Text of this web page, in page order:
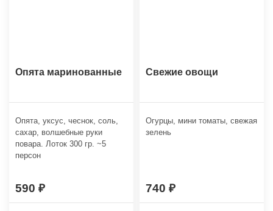
Опята маринованные
Опята, уксус, чеснок, соль,
сахар, волшебные руки
повара. Лоток 300 гр. ~5
персон
590
Свежие овощи
Огурцы, мини томаты, свежая
зелень
740